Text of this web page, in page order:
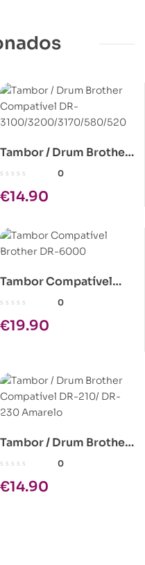
Tambor / Drum Brother
Compatível DR-
20
0
€14.90
Tambor Compatível
Brother DR-6000
0
€19.90
Tambor / Drum Brother
Compatível DR-210/
0
€14.90